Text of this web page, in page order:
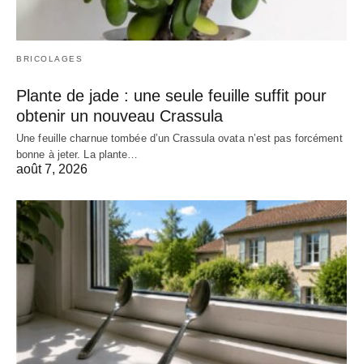
BRICOLAGES
Plante de jade : une seule feuille suffit pour
obtenir un nouveau Crassula
Une feuille charnue tombée d’un Crassula ovata n’est pas forcément
bonne à jeter. La plante…
août 7, 2026